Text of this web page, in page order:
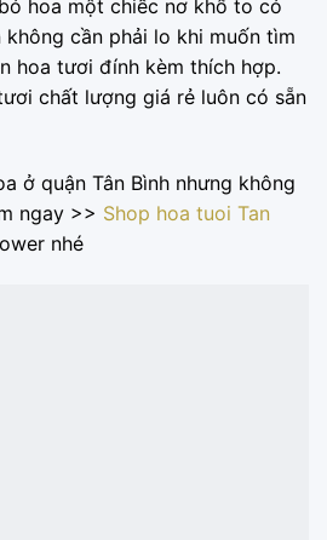
hoa một chiếc nơ khổ to có
không cần phải lo khi muốn tìm
hoa tươi đính kèm thích hợp.
chất lượng giá rẻ luôn có sẵn
ở quận Tân Bình nhưng không
ngay >> Shop hoa tuoi Tan
nhé